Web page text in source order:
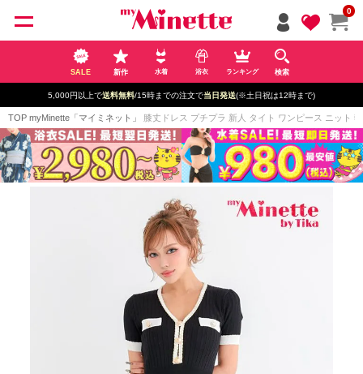
0
SALE 新作 水着 浴衣 ランキング 検索
5,000円以上で送料無料/15時までの注文で当日発送(※土日祝は12時まで)
TOP myMinette「マイミネット」 膝丈ドレス プチプラ 新人 タイト ワンピース ニット
ペー
ジト
ップ